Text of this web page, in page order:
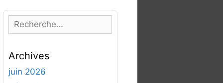
e
h
e
Archives
juin 2026